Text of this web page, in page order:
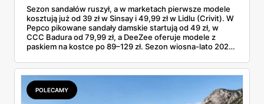
Sezon sandałów ruszył, a w marketach pierwsze modele
kosztują już od 39 zł w Sinsay i 49,99 zł w Lidlu (Crivit). W
Pepco pikowane sandały damskie startują od 49 zł, w
CCC Badura od 79,99 zł, a DeeZee oferuje modele z
paskiem na kostce po 89–129 zł. Sezon wiosna-lato 2026
pasteli — od pudrowego różu po butter yellow. Sprawdź,
który model wybrać na Boże Ciało, wesele plenerowe i
wakacje
POLECAMY